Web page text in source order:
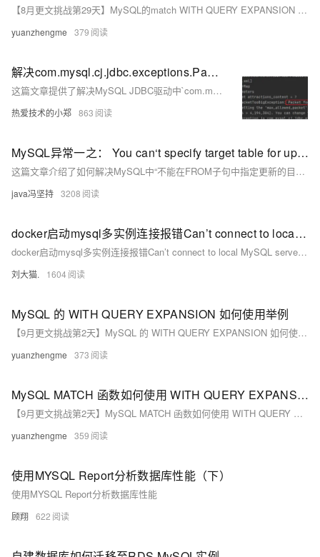
【8月更文挑战第29天】MySQL的match WITH QUERY EXPANSION 模式是什么？如何使用？
yuanzhengme 379
解决com.mysql.cj.jdbc.exceptions.PacketTooBigException: Packet for query is too large
这篇文章提供了解决MySQL JDBC驱动中`com.mysql.cj.jdbc.exceptions.PacketTooBigException: Packet for query is too large`错误的步骤，主要是通过增加配置文件中的`max_allowed_packet`参数值并重启服务来允许更大的数据包传输。
热爱技术的小郑 863
MySQL异常一之： You can‘t specify target table for update in FROM clause解决办法
这篇文章介绍了如何解决MySQL中“不能在FROM子句中指定更新的目标表”（You can't specify target table for update in FROM clause）的错误，提供了错误描述、需求说明、错误做法和正确的SQL写法。
java冯坚持 3208
docker启动mysql多实例连接报错Can’t connect to local MySQL server through socket ‘/var/run/mysqld/mysqld.sock’
docker启动mysql多实例连接报错Can’t connect to local MySQL server through socket ‘/var/run/mysqld/mysqld.sock’
刘大猫. 1604
MySQL 的 WITH QUERY EXPANSION 如何使用举例
【9月更文挑战第2天】MySQL 的 WITH QUERY EXPANSION 如何使用举例
yuanzhengme 373
MySQL MATCH 函数如何使用 WITH QUERY EXPANSION？
【9月更文挑战第2天】MySQL MATCH 函数如何使用 WITH QUERY EXPANSION？
yuanzhengme 359
使用MYSQL Report分析数据库性能（下）
使用MYSQL Report分析数据库性能
顾翔 622